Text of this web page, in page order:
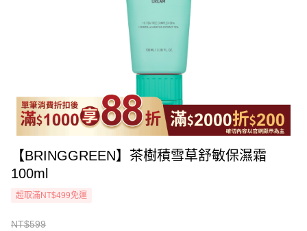
【BRINGGREEN】茶樹積雪草舒敏保濕霜
100ml
超取滿NT$499免運
NT$599